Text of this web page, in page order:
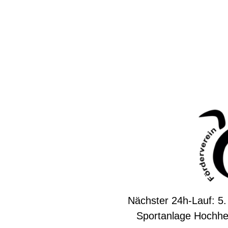
Nächster 24h-Lauf:
Sportanlage